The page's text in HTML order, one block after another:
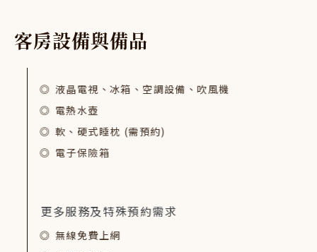
客房設備與備品
液晶電視、冰箱、空調設備、吹風機
電熱水壺
軟、硬式睡枕 (需預約)
電子保險箱
更多服務及特殊預約需求
無線免費上網